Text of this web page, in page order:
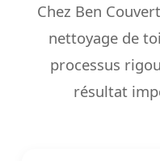
Chez Ben
nettoyage de
processus
résultat